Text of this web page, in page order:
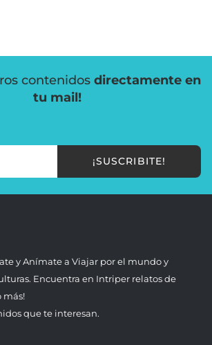
contenidos directamente en
tu mail!
¡SUSCRIBITE!
y Anímate a Viajar por el mundo y
Encuentra en Intriper relatos de
más!
que te interesan.